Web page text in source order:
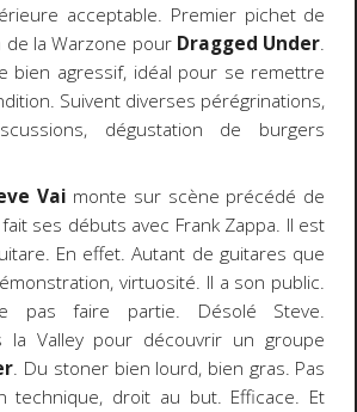
acceptable. Premier pichet de
la Warzone pour Dragged Under.
bien agressif, idéal pour se remettre
Suivent diverses pérégrinations,
dégustation de burgers
Vai monte sur scène précédé de
ses débuts avec Frank Zappa. Il est
En effet. Autant de guitares que
virtuosité. Il a son public.
pas faire partie. Désolé Steve.
la Valley pour découvrir un groupe
. Du stoner bien lourd, bien gras. Pas
technique, droit au but. Efficace. Et